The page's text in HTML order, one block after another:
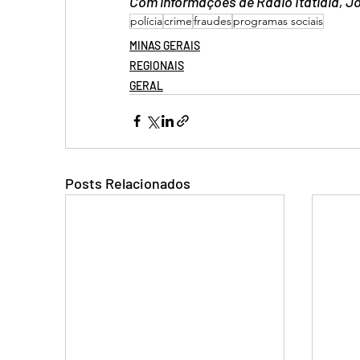
políciacrimefraudesprogramas sociais
MINAS GERAIS
REGIONAIS
GERAL
Posts Relacionados